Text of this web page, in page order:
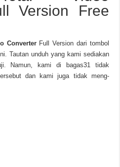
Version Free
ConverterFull Version dari tombol
Tautan unduh yang kami sediakan
Namun, kami di bagas31 tidak
dan kami juga tidak meng-